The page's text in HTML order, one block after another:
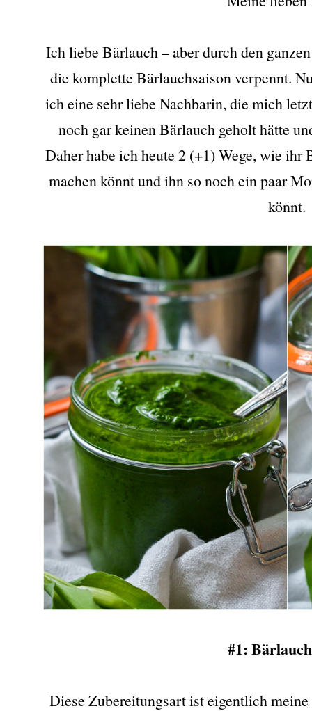
Ich liebe Bärlauch – aber durch den
die komplette Bärlauchsaison verpennt.
ich eine sehr liebe Nachbarin, die mich
noch gar keinen Bärlauch geholt hätte
Daher habe ich heute 2 (+1) Wege, wie
machen könnt und ihn so noch ein paar
könnt.
#1:
Diese Zubereitungsart ist eigentlich